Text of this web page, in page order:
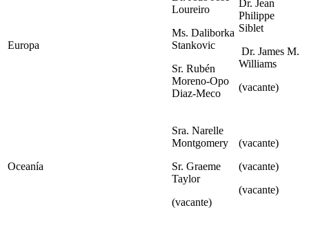
Europa
Loureiro
Ms. Daliborka
Stankovic
Sr. Rubén
Moreno-Opo
Diaz-Meco
Dr. Jean
Philippe
Siblet
Dr. James M.
Williams
(vacante)
Oceanía
Sra. Narelle
Montgomery
Sr. Graeme
Taylor
(vacante)
(vacante)
(vacante)
(vacante)